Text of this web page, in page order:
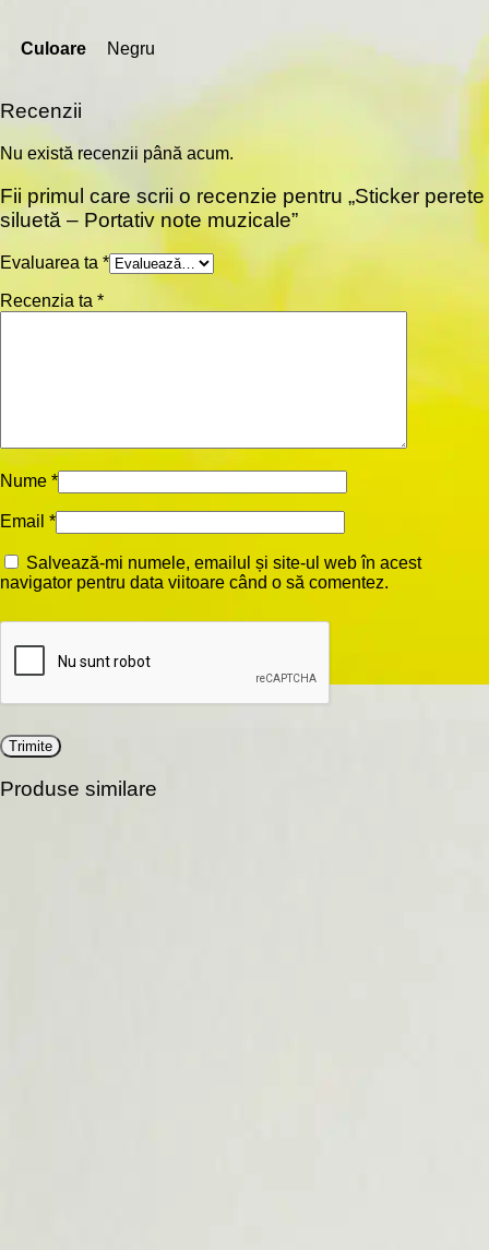
Culoare Negru
Recenzii
Nu există recenzii până acum.
Fii primul care scrii o recenzie pentru „Sticker perete
siluetă – Portativ note muzicale”
Evaluarea ta *
Recenzia ta *
Nume *
Email *
Salvează-mi numele, emailul și site-ul web în acest
navigator pentru data viitoare când o să comentez.
Produse similare